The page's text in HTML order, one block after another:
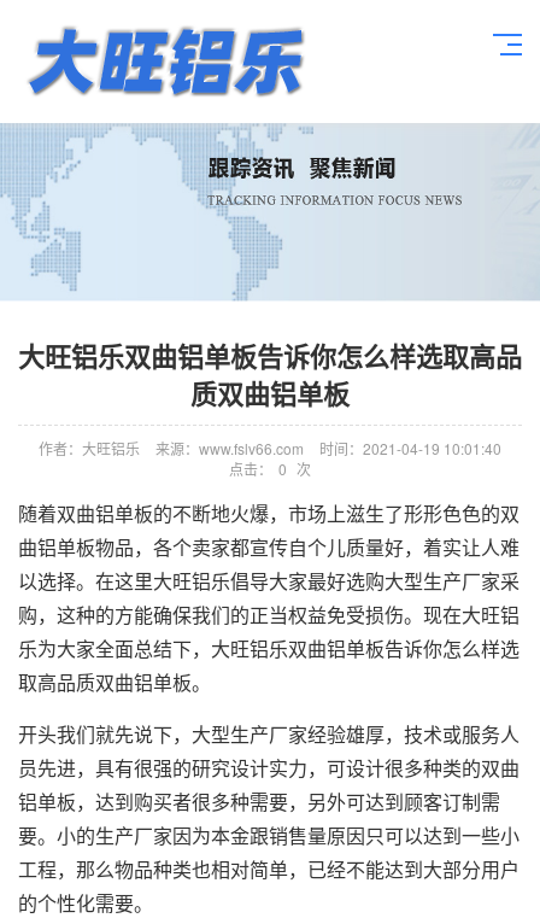
大旺铝乐双曲铝单板告诉你怎么样选取高品
质双曲铝单板
作者：大旺铝乐 来源：www.fslv66.com
时间：2021-04-19 10:01:40
点击：
0 次
随着双曲铝单板的不断地火爆，市场上滋生了形形色色的双
曲铝单板物品，各个卖家都宣传自个儿质量好，着实让人难
以选择。在这里大旺铝乐倡导大家最好选购大型生产厂家采
购，这种的方能确保我们的正当权益免受损伤。现在大旺铝
乐为大家全面总结下，大旺铝乐双曲铝单板告诉你怎么样选
取高品质双曲铝单板。
开头我们就先说下，大型生产厂家经验雄厚，技术或服务人
员先进，具有很强的研究设计实力，可设计很多种类的双曲
铝单板，达到购买者很多种需要，另外可达到顾客订制需
要。小的生产厂家因为本金跟销售量原因只可以达到一些小
工程，那么物品种类也相对简单，已经不能达到大部分用户
的个性化需要。